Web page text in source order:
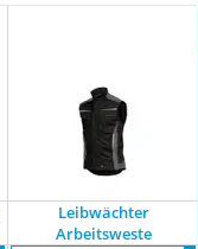
Leibwächter
Arbeitsweste